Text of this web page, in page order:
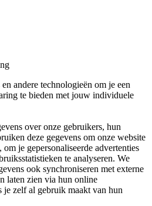
andere technologieën om je een
te bieden met jouw individuele
over onze gebruikers, hun
deze gegevens om onze website
je gepersonaliseerde advertenties
te analyseren. We
ook synchroniseren met externe
laten zien via hun online
je zelf al gebruik maakt van hun